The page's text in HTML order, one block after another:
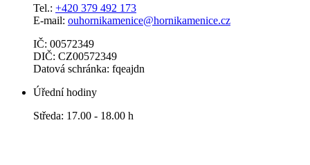
Tel.: +420 379 492 173
E-mail: ouhornikamenice@hornikamenice.cz
IČ: 00572349
DIČ: CZ00572349
Datová schránka: fqeajdn
Úřední hodiny
Středa: 17.00 - 18.00 h